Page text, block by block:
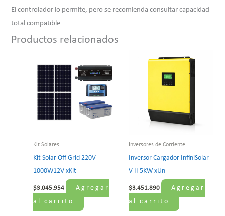
El controlador lo permite, pero se recomienda consultar capacidad
total compatible
Productos relacionados
Kit Solares
Kit Solar Off Grid 220V
1000W12V xKit
$3.045.954
Agregar
al carrito
Inversores de Corriente
Inversor Cargador InfiniSolar
V II 5KW xUn
$3.451.890
Agregar
al carrito